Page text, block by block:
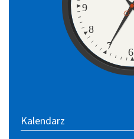
6
7
8
9
Kalendarz